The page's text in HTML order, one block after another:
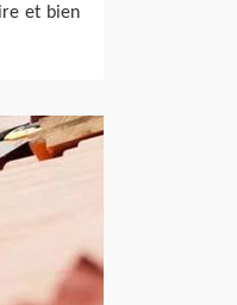
et bien